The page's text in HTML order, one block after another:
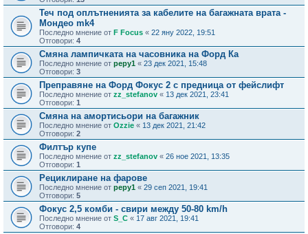
Теч под оплътненията за кабелите на багажната врата -
Мондео mk4
Последно мнение от F Focus « 22 яну 2022, 19:51
Отговори: 4
Смяна лампичката на часовника на Форд Ка
Последно мнение от pepy1 « 23 дек 2021, 15:48
Отговори: 3
Преправяне на Форд Фокус 2 с предница от фейслифт
Последно мнение от zz_stefanov « 13 дек 2021, 23:41
Отговори: 1
Смяна на амортисьори на багажник
Последно мнение от Ozzie « 13 дек 2021, 21:42
Отговори: 2
Филтър купе
Последно мнение от zz_stefanov « 26 ное 2021, 13:35
Отговори: 1
Рециклиране на фарове
Последно мнение от pepy1 « 29 сеп 2021, 19:41
Отговори: 5
Фокус 2,5 комби - свири между 50-80 km/h
Последно мнение от S_C « 17 авг 2021, 19:41
Отговори: 4